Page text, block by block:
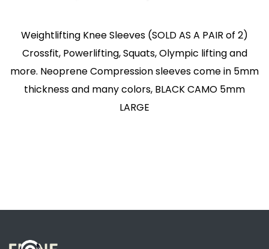
Weightlifting Knee Sleeves (SOLD AS A PAIR of 2)
Crossfit, Powerlifting, Squats, Olympic lifting and
more. Neoprene Compression sleeves come in 5mm
thickness and many colors, BLACK CAMO 5mm
LARGE